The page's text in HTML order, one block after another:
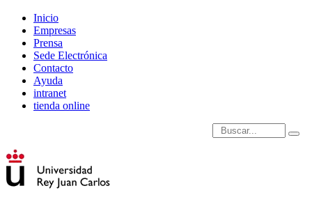
Inicio
Empresas
Prensa
Sede Electrónica
Contacto
Ayuda
intranet
tienda online
Introduce términos de